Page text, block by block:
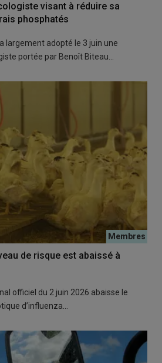
visant à réduire sa
phosphatés
largement adopté le 3 juin une
portée par Benoît Biteau…
de risque est abaissé à
officiel du 2 juin 2026 abaisse le
d’influenza…